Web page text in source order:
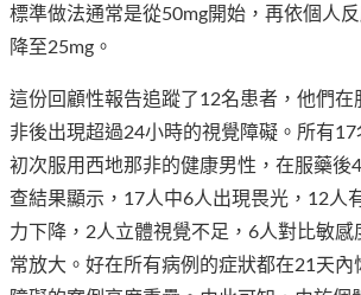
標準做法通常是從50mg開始，再依個人
降至25mg。
這份回顧性報告追蹤了12名患者，他們在
非後出現超過24小時的視覺障礙。所有17
初次服用西地那非的健康男性，在服藥後
查結果顯示，17人中6人出現畏光，12人
力下降，2人立體視覺不足，6人對比敏感
常放大。好在所有病例的症狀都在21天內